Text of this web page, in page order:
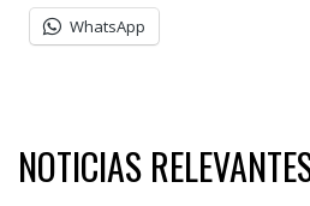
WhatsApp
NOTICIAS